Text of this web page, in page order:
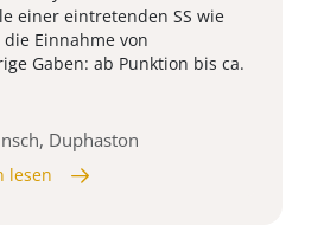
einer eintretenden SS wie
Einnahme von
Gaben: ab Punktion bis ca.
Duphaston
lesen